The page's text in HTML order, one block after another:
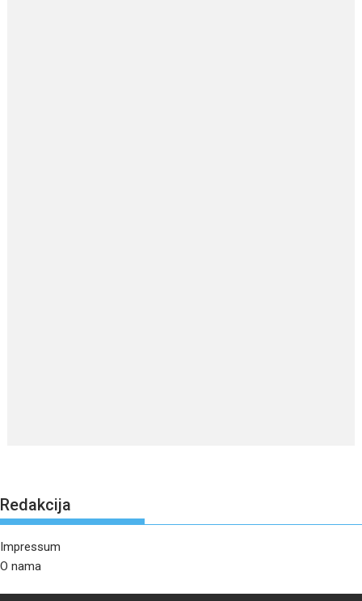
Redakcija
Impressum
O nama